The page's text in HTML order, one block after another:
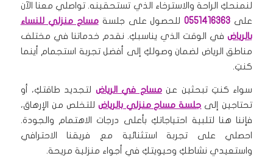
لنمنحكِ الراحة والاسترخاء الذي تستحقينه. تواصلي معنا الآن
على 0551416363للحصول على جلسةمساج منزلي للنساء
بالرياضفي الوقت الذي يناسبكِ. نقدم خدماتنا في مختلف
مناطق الرياض لضمان وصولكِ إلى أفضل تجربة استجمام أينما
كنتِ.
سواء كنتِ تبحثين عنمساج في الرياض لتجديد طاقتكِ، أو
تحتاجين إلى جلسة مساج منزلي بالرياض للتخلص من الإرهاق،
فإننا هنا لتلبية احتياجاتكِ بأعلى درجات الاهتمام والجودة.
احصلي على تجربة استثنائية مع فريقنا الاحترافي
واستعيدي نشاطكِ وحيويتكِ في أجواء منزلية مريحة.